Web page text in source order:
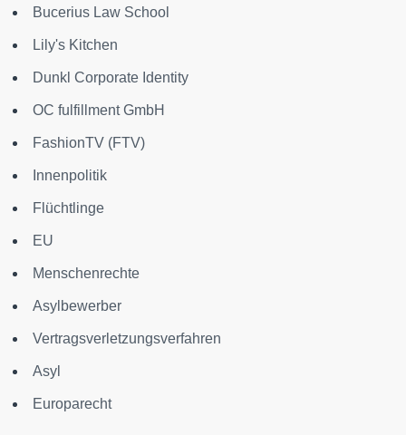
Bucerius Law School
Lily's Kitchen
Dunkl Corporate Identity
OC fulfillment GmbH
FashionTV (FTV)
Innenpolitik
Flüchtlinge
EU
Menschenrechte
Asylbewerber
Vertragsverletzungsverfahren
Asyl
Europarecht